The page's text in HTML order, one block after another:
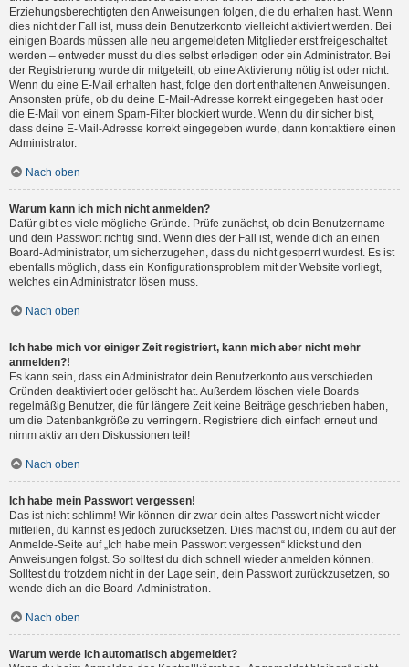
Erziehungsberechtigten den Anweisungen folgen, die du erhalten hast. Wenn
dies nicht der Fall ist, muss dein Benutzerkonto vielleicht aktiviert werden. Bei
einigen Boards müssen alle neu angemeldeten Mitglieder erst freigeschaltet
werden – entweder musst du dies selbst erledigen oder ein Administrator. Bei
der Registrierung wurde dir mitgeteilt, ob eine Aktivierung nötig ist oder nicht.
Wenn du eine E-Mail erhalten hast, folge den dort enthaltenen Anweisungen.
Ansonsten prüfe, ob du deine E-Mail-Adresse korrekt eingegeben hast oder
die E-Mail von einem Spam-Filter blockiert wurde. Wenn du dir sicher bist,
dass deine E-Mail-Adresse korrekt eingegeben wurde, dann kontaktiere einen
Administrator.
Nach oben
Warum kann ich mich nicht anmelden?
Dafür gibt es viele mögliche Gründe. Prüfe zunächst, ob dein Benutzername
und dein Passwort richtig sind. Wenn dies der Fall ist, wende dich an einen
Board-Administrator, um sicherzugehen, dass du nicht gesperrt wurdest. Es ist
ebenfalls möglich, dass ein Konfigurationsproblem mit der Website vorliegt,
welches ein Administrator lösen muss.
Nach oben
Ich habe mich vor einiger Zeit registriert, kann mich aber nicht mehr
anmelden?!
Es kann sein, dass ein Administrator dein Benutzerkonto aus verschieden
Gründen deaktiviert oder gelöscht hat. Außerdem löschen viele Boards
regelmäßig Benutzer, die für längere Zeit keine Beiträge geschrieben haben,
um die Datenbankgröße zu verringern. Registriere dich einfach erneut und
nimm aktiv an den Diskussionen teil!
Nach oben
Ich habe mein Passwort vergessen!
Das ist nicht schlimm! Wir können dir zwar dein altes Passwort nicht wieder
mitteilen, du kannst es jedoch zurücksetzen. Dies machst du, indem du auf der
Anmelde-Seite auf „Ich habe mein Passwort vergessen“ klickst und den
Anweisungen folgst. So solltest du dich schnell wieder anmelden können.
Solltest du trotzdem nicht in der Lage sein, dein Passwort zurückzusetzen, so
wende dich an die Board-Administration.
Nach oben
Warum werde ich automatisch abgemeldet?